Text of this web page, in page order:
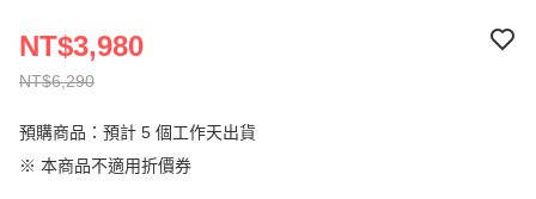
NT$6,290
NT$3,980
預購商品：預計 5 個工作天出貨
※ 本商品不適用折價券